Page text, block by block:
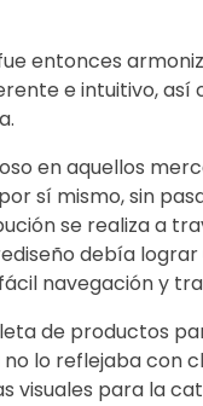
entonces
e intuitivo,
en aquellos
sí mismo, sin
se realiza a
debía
navegación y
de productos
lo reflejaba con
visuales para la